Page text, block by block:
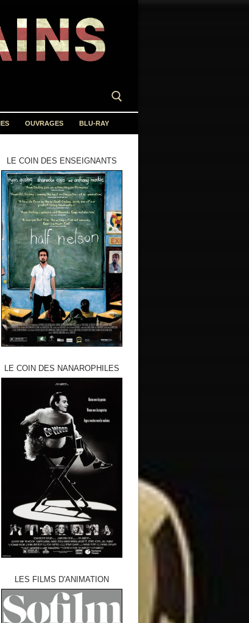
OUVRAGES BLU-RAY
LE COIN DES ENSEIGNANTS
LE COIN DES NANAROPHILES
LES FILMS D'ANIMATION